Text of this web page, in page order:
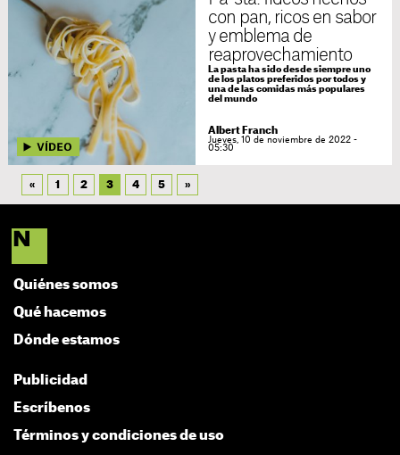
con pan, ricos en sabor
y emblema de
reaprovechamiento
La pasta ha sido desde siempre uno
de los platos preferidos por todos y
una de las comidas más populares
del mundo
Albert Franch
Jueves, 10 de noviembre de 2022 -
05:30
« 1 2 3 4 5 »
Quiénes somos
Qué hacemos
Dónde estamos
Publicidad
Escríbenos
Términos y condiciones de uso